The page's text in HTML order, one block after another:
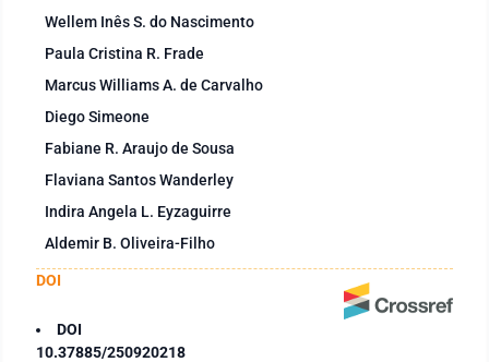
Wellem Inês S. do Nascimento
Paula Cristina R. Frade
Marcus Williams A. de Carvalho
Diego Simeone
Fabiane R. Araujo de Sousa
Flaviana Santos Wanderley
Indira Angela L. Eyzaguirre
Aldemir B. Oliveira-Filho
DOI
DOI
10.37885/250920218